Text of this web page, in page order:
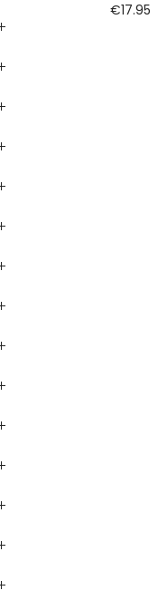
€17.95